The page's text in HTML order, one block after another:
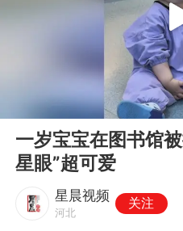
00:00
一岁宝宝在图书馆
星眼”超可爱
星晨视频
河北
关注